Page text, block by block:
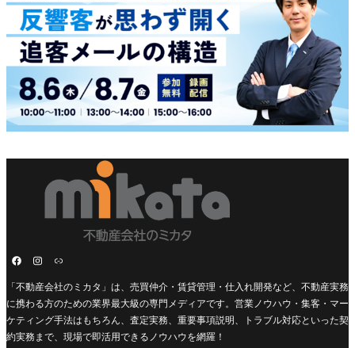
「不動産会社のミカタ」は、売買仲介・賃貸管理・仕入れ開発など、不動産実務
に携わる方のための業界最大級の専門メディアです。営業ノウハウ・集客・マー
ケティング手法はもちろん、査定実務、重要事項説明、トラブル対応といった契
約実務まで、現場で即活用できるノウハウを網羅！